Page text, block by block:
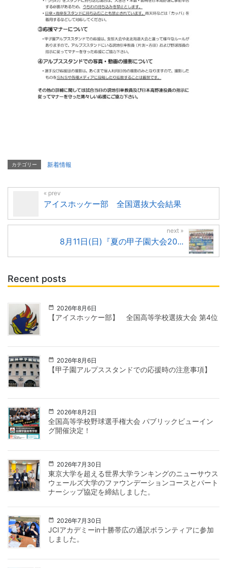
カテゴリー 新着情報
アイスホッケー部 全国選抜大会結果
8月11日(日)『夏の甲子園大会20...
Recent posts
2026年8月6日
【アイスホッケー部】 全国高等学校選抜大会 第4位
2026年8月6日
【甲子園アルプススタンドでの応援時の注意事項】
2026年8月2日
全国高等学校野球選手権大会 パブリックビューイン
グ開催決定！
2026年7月30日
東京大学を超える世界大学ランキングのニューサウス
ウェールズ大学のファウンデーションコースとパート
ナーシップ協定を締結しました。
2026年7月30日
JCIアカデミーin十勝帯広の通訳ボランティアに参加
しました。